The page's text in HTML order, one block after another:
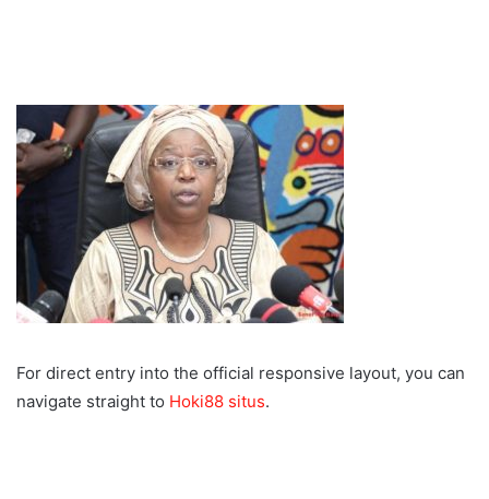
For direct entry into the official responsive layout, you can
navigate straight to Hoki88 situs.